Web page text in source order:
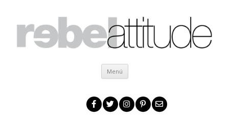
Menú Ir al contenido